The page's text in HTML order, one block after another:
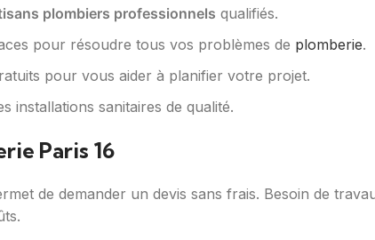
plombiers professionnels qualifiés.
pour résoudre tous vos problèmes de plomberie.
pour vous aider à planifier votre projet.
installations sanitaires de qualité.
Paris 16
de demander un devis sans frais. Besoin de